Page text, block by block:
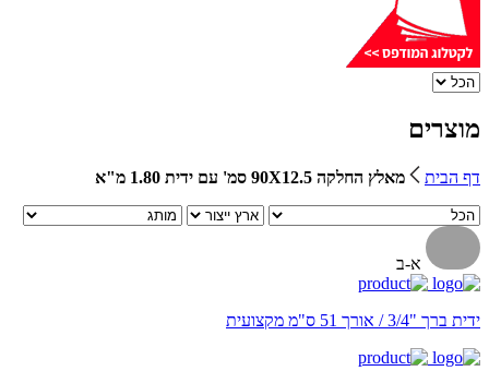
מוצרים
דף הבית מאלץ החלקה 90X12.5 סמ' עם ידית 1.80 מ"א
א-ב
ידית ברך "3/4 / אורך 51 ס"מ מקצועית